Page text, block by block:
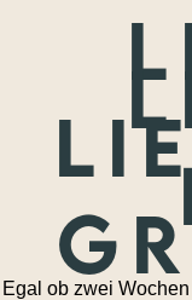
Egal ob zwei